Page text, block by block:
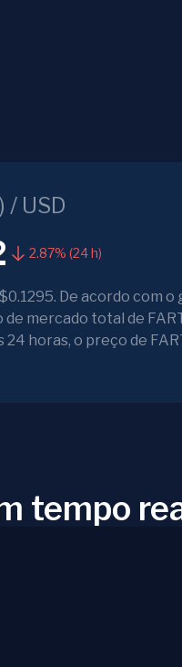
) / USD
2.87% (24 h)
De acordo com
mercado total de
horas, o preço de
tempo